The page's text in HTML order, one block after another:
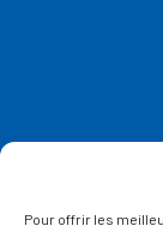
Pour offrir les